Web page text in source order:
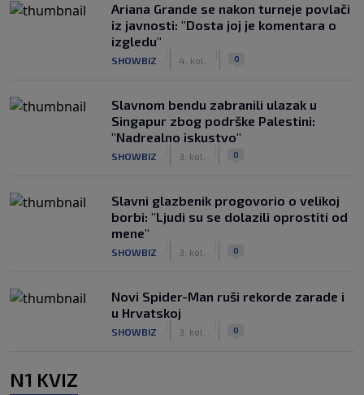
Ariana Grande se nakon turneje povlači
iz javnosti: "Dosta joj je komentara o
izgledu"
SHOWBIZ 4. kol. 0
Slavnom bendu zabranili ulazak u
Singapur zbog podrške Palestini:
"Nadrealno iskustvo"
SHOWBIZ 3. kol. 0
Slavni glazbenik progovorio o velikoj
borbi: "Ljudi su se dolazili oprostiti od
mene"
SHOWBIZ 3. kol. 0
Novi Spider-Man ruši rekorde zarade i
u Hrvatskoj
SHOWBIZ 3. kol. 0
N1 KVIZ